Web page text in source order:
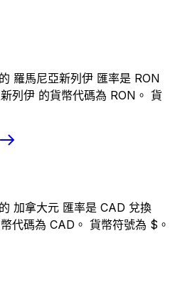
羅馬尼亞新列伊 匯率是 RON
列伊 的貨幣代碼為 RON。 貨
加拿大元 匯率是 CAD 兌換
代碼為 CAD。 貨幣符號為 $。